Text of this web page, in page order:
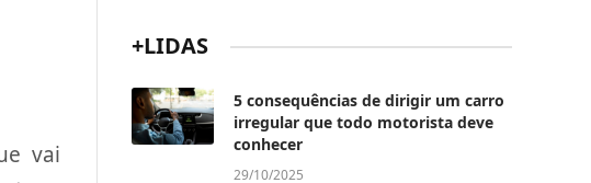
vai
+LIDAS
5 consequências de dirigir um carro
irregular que todo motorista deve
conhecer
29/10/2025